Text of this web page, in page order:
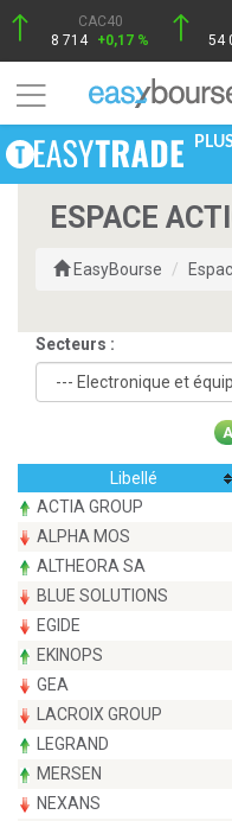
CAC40
8 714 +0,17 %
54
ESPACE
EasyBourse
Secteurs :
A
Libellé
ACTIA GROUP
ALPHA MOS
ALTHEORA SA
BLUE SOLUTIONS
EGIDE
EKINOPS
GEA
LACROIX GROUP
LEGRAND
MERSEN
NEXANS